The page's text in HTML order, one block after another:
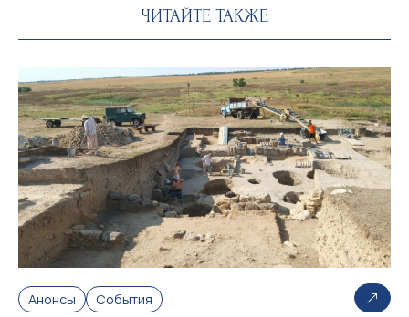
ЧИТАЙТЕ ТАКЖЕ
Анонсы События